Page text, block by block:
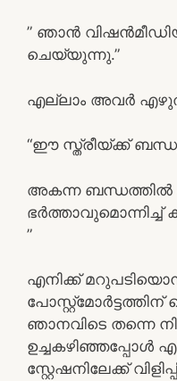
” ഞാൻ
ചെയ്യുന്നു.”
എല്ലാം അവർ
“ഈ സ്ത്രീയ്ക്ക്
അകന്ന ബന്ധത്തിൽ
ഭർത്താവുമൊന്നിച്ച്
”
എനിക്ക്
ഞാനവിടെ തന്നെ
ഉച്ചകഴിഞ്ഞപ്പോൾ
സ്റ്റേഷനിലേക്ക്